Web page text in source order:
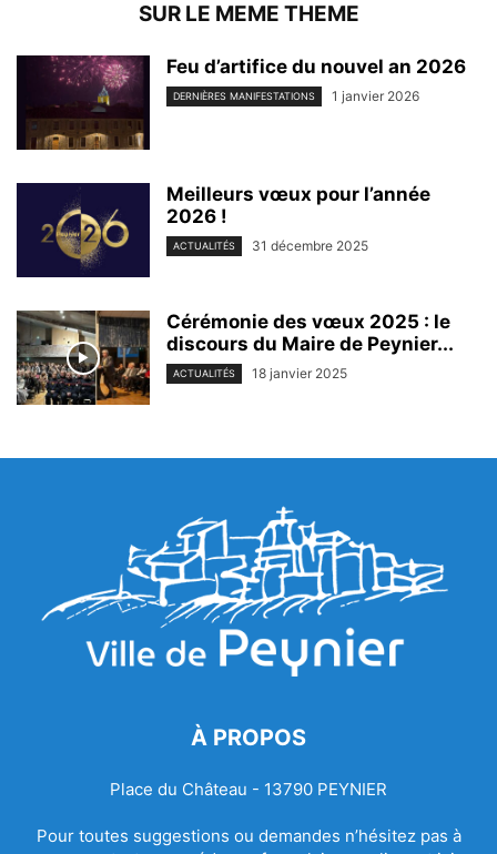
SUR LE MEME THEME
Feu d’artifice du nouvel an 2026
DERNIÈRES MANIFESTATIONS 1 janvier 2026
Meilleurs vœux pour l’année
2026 !
ACTUALITÉS 31 décembre 2025
Cérémonie des vœux 2025 : le
discours du Maire de Peynier...
ACTUALITÉS 18 janvier 2025
À PROPOS
Place du Château - 13790 PEYNIER
Pour toutes suggestions ou demandes n’hésitez pas à